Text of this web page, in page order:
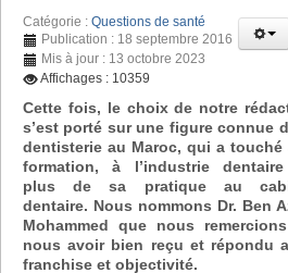
Catégorie : Questions de santé
Publication : 18 septembre 2016
Mis à jour : 13 octobre 2023
Affichages : 10359
Cette fois, le choix de notre
s’est porté sur une figure connue
dentisterie au Maroc, qui a touché
formation, à l’industrie
plus de sa pratique au
dentaire. Nous nommons Dr. Ben
Mohammed que nous
nous avoir bien reçu et répondu
franchise et objectivité.